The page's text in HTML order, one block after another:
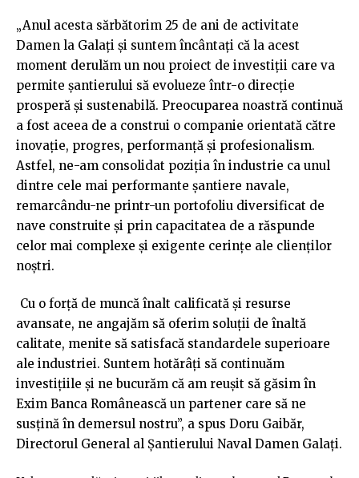
„Anul acesta sărbătorim 25 de ani de activitate
Damen la Galați și suntem încântați că la acest
moment derulăm un nou proiect de investiții care va
permite șantierului să evolueze într-o direcţie
prosperă şi sustenabilă. Preocuparea noastră continuă
a fost aceea de a construi o companie orientată către
inovaţie, progres, performanţă şi profesionalism.
Astfel, ne-am consolidat poziția în industrie ca unul
dintre cele mai performante șantiere navale,
remarcându-ne printr-un portofoliu diversificat de
nave construite și prin capacitatea de a răspunde
celor mai complexe și exigente cerințe ale clienților
noștri.
Cu o forță de muncă înalt calificată și resurse
avansate, ne angajăm să oferim soluții de înaltă
calitate, menite să satisfacă standardele superioare
ale industriei. Suntem hotărâți să continuăm
investițiile și ne bucurăm că am reușit să găsim în
Exim Banca Românească un partener care să ne
susțină în demersul nostru”, a spus Doru Gaibăr,
Directorul General al Șantierului Naval Damen Galați.